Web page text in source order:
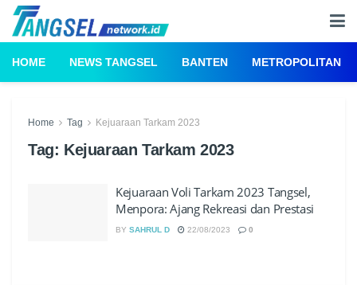
HOME NEWS TANGSEL BANTEN METROPOLITAN
Home Tag Kejuaraan Tarkam 2023
Tag: Kejuaraan Tarkam 2023
Kejuaraan Voli Tarkam 2023 Tangsel,
Menpora: Ajang Rekreasi dan Prestasi
BY SAHRUL D 22/08/2023 0